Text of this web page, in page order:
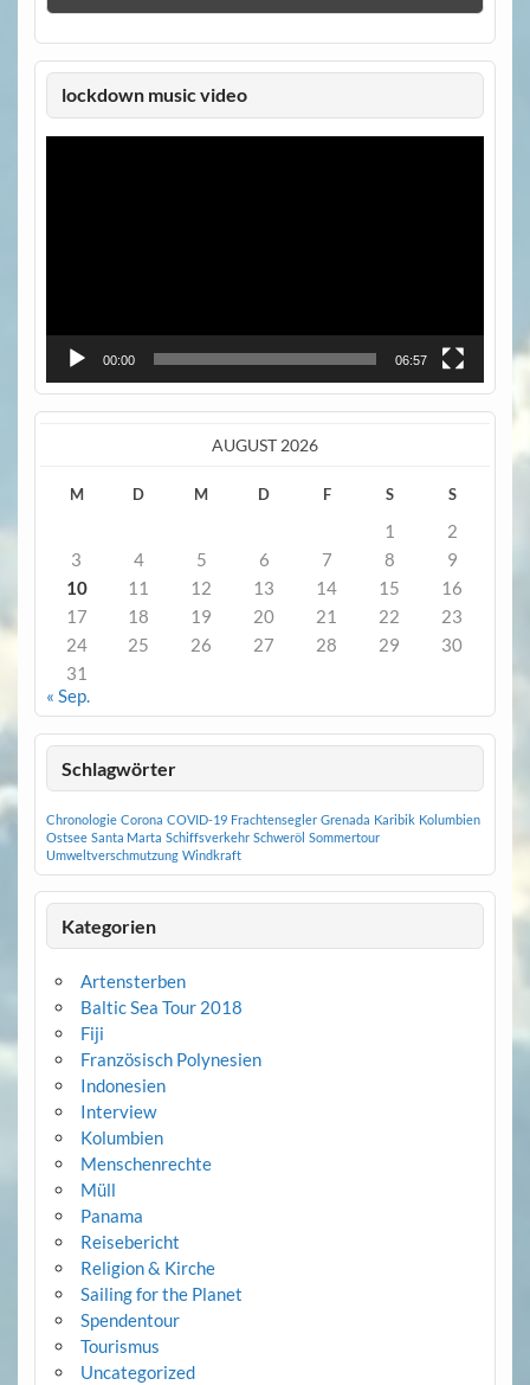
lockdown music video
Video-
00:00 06:57
AUGUST 2026
M D M D F S S
1
2
3
4 5 6 7 8
9
10
11 12 13 14 15
16
17
18 19 20 21 22
23
24
25 26 27 28 29
30
31
« Sep.
Schlagwörter
Chronologie Corona COVID-19 Frachtensegler Grenada Karibik Kolumbien
Ostsee Santa Marta Schiffsverkehr Schweröl Sommertour
Umweltverschmutzung Windkraft
Kategorien
Artensterben
Baltic Sea Tour 2018
Fiji
Französisch Polynesien
Indonesien
Interview
Kolumbien
Menschenrechte
Müll
Panama
Reisebericht
Religion & Kirche
Sailing for the Planet
Spendentour
Tourismus
Uncategorized